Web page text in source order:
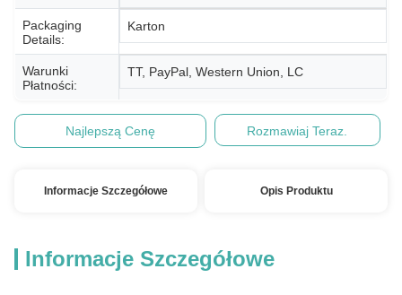
Packaging
Details:
Karton
Warunki
Płatności:
TT, PayPal, Western Union, LC
Najlepszą Cenę Rozmawiaj Teraz.
Informacje Szczegółowe Opis Produktu
Informacje Szczegółowe